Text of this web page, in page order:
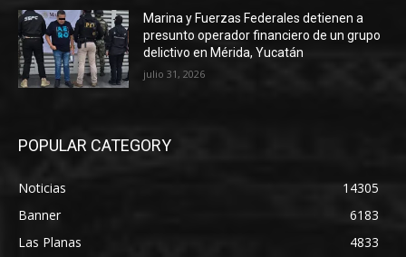
Marina y Fuerzas Federales detienen a
presunto operador financiero de un grupo
delictivo en Mérida, Yucatán
julio 31, 2026
POPULAR CATEGORY
Noticias
14305
Banner
6183
Las Planas
4833